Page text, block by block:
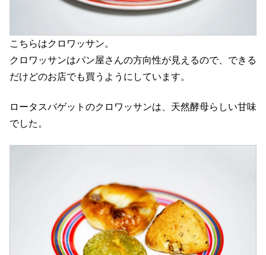
こちらはクロワッサン。
クロワッサンはパン屋さんの方向性が見えるので、できる
だけどのお店でも買うようにしています。
ロータスバゲットのクロワッサンは、天然酵母らしい甘味
でした。